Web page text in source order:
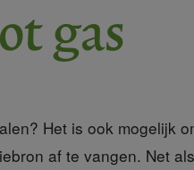
gas
Het is ook mogelijk
af te vangen. Net